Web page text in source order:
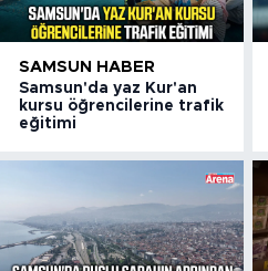
SAMSUN HABER
Samsun'da yaz Kur'an
kursu öğrencilerine trafik
eğitimi